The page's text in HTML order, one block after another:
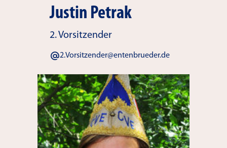
Justin Petrak
2. Vorsitzender
2.Vorsitzender@entenbrueder.de